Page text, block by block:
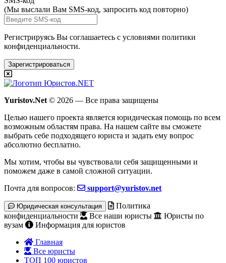
(Мы выслали Вам SMS-код, запросить код повторно)
Регистрируясь Вы соглашаетесь с условиями политики
конфиденциальности.
Зарегистрироваться
Yuristov.Net © 2026 — Все права защищены
Целью нашего проекта является юридическая помощь по всем
возможным областям права. На нашем сайте вы сможете
выбрать себе подходящего юриста и задать ему вопрос
абсолютно бесплатно.
Мы хотим, чтобы вы чувствовали себя защищенными и
поможем даже в самой сложной ситуации.
Почта для вопросов:
support@yuristov.net
Юридическая консультация
Политика
конфиденциальности
Все наши юристы
Юристы по
вузам
Информация для юристов
Главная
Все юристы
ТОП 100 юристов